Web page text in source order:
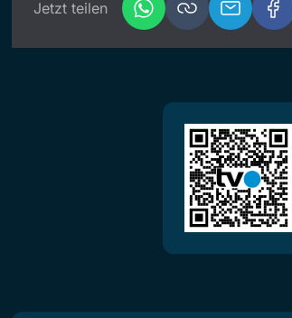
Jetzt teilen